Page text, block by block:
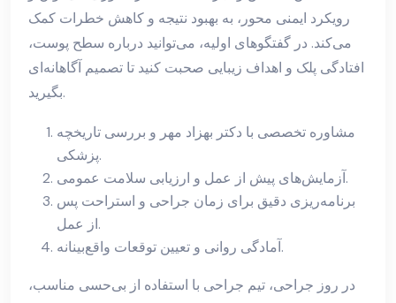
رویکرد ایمنی محور، به بهبود نتیجه و کاهش خطرات کمک
می‌کند. در گفتگوهای اولیه، می‌توانید درباره سطح پوست،
افتادگی پلک و اهداف زیبایی صحبت کنید تا تصمیم آگاهانه‌ای
بگیرید.
مشاوره تخصصی با دکتر بهزاد مهر و بررسی تاریخچه
پزشکی.
آزمایش‌های پیش از عمل و ارزیابی سلامت عمومی.
برنامه‌ریزی دقیق برای زمان جراحی و استراحت پس
از عمل.
آمادگی روانی و تعیین توقعات واقع‌بینانه.
در روز جراحی، تیم جراحی با استفاده از بی‌حسی مناسب،